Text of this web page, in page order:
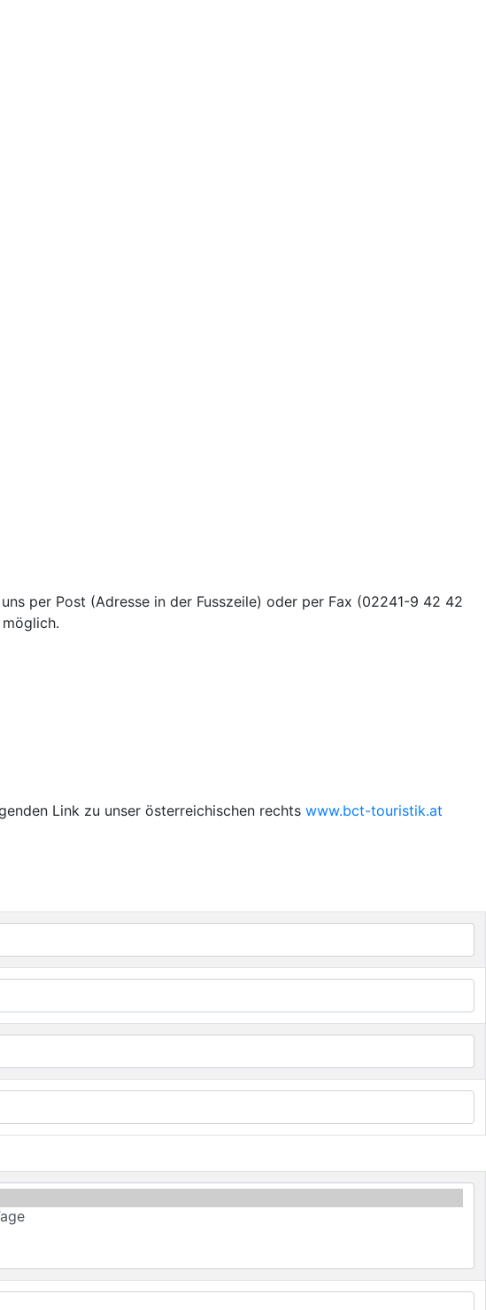
per Post (Adresse in der Fusszeile) oder per Fax (02241-9 42 42
Link zu unser österreichischen rechts www.bct-touristik.at